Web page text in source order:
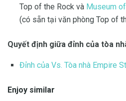
Top of the Rock và Museum
(có sẵn tại văn phòng Top of
Quyết định giữa đỉnh của tòa
Đỉnh của Vs. Tòa nhà Empire
Enjoy similar